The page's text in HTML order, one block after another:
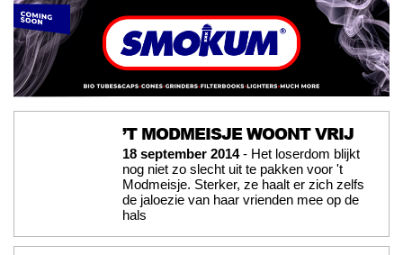
’T MODMEISJE WOONT VRIJ
18 september 2014- Het loserdom blijkt
nog niet zo slecht uit te pakken voor 't
Modmeisje. Sterker, ze haalt er zich zelfs
de jaloezie van haar vrienden mee op de
hals